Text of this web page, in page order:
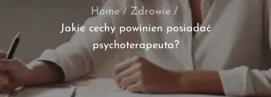
Home
Zdrowie
Jakie cechy powinien posiadać
psychoterapeuta?